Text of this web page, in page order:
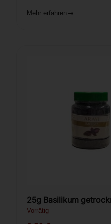
Mehr erfahren
25g Basilikum getrocknet
Vorrätig